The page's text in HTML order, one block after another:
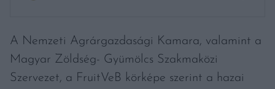
A Nemzeti Agrárgazdasági Kamara, valamint a
Magyar Zöldség- Gyümölcs Szakmaközi
Szervezet, a FruitVeB körképe szerint a hazai